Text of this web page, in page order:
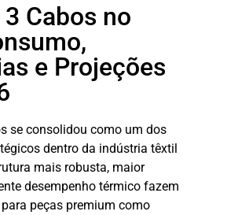
Cabos no
e Projeções
se consolidou como um dos
dentro da indústria têxtil
mais robusta, maior
desempenho térmico fazem
peças premium como